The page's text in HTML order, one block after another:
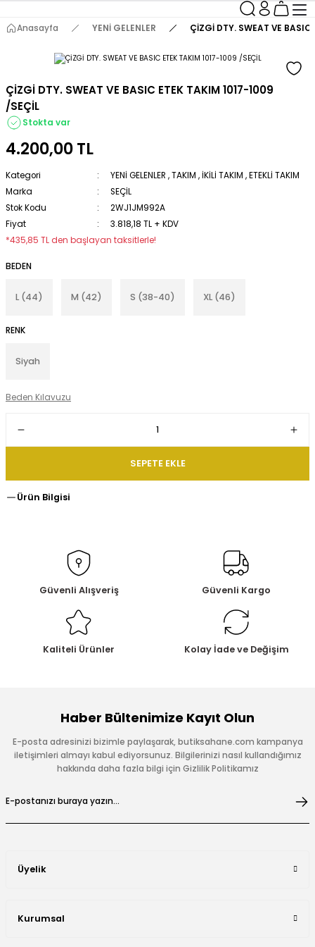
Anasayfa YENİ GELENLER ÇİZGİ DTY. SWEAT VE
ÇİZGİ DTY. SWEAT VE BASIC ETEK TAKIM 1017-1009
/SEÇİL
Stokta var
4.200,00 TL
Kategori YENİ GELENLER ,TAKIM , İKİLİ TAKIM ,ETEKLİ TAKIM
Marka
SEÇİL
Stok Kodu
2WJ1JM992A
Fiyat
3.818,18 TL + KDV
*435,85 TL den başlayan taksitlerle!
BEDEN
L (44) M (42) S (38-40) XL (46)
RENK
Siyah
Beden Kılavuzu
SEPETE EKLE
Ürün Bilgisi
Güvenli Alışveriş Güvenli Kargo
Kaliteli Ürünler Kolay İade ve Değişim
Haber Bültenimize Kayıt Olun
E-posta adresinizi bizimle paylaşarak, butiksahane.com kampanya
iletişimleri almayı kabul ediyorsunuz. Bilgilerinizi nasıl kullandığımız
hakkında daha fazla bilgi için Gizlilik Politikamız
Üyelik
Kurumsal